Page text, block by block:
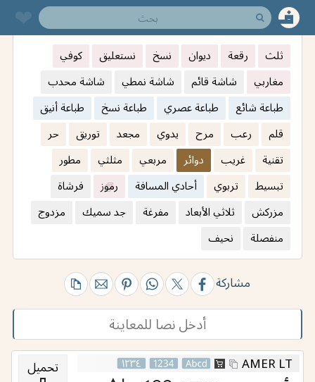
ثلث رقعة ديوان نسخ نستعليق
كوفي
مغاربي
شاشة قائم شاشة نمطي
شاشة محدب
طباعة شائع
طباعة عصري طباعة نسخ
طباعة أنيق
قلم
رعب مرح يدوي مجعد توريق
حر
تقنية
غريب دوائر مربعي مثلثي
مطور
تبسيط
تربوي أحادي المسافة رموز
فرشاة
مزركش
ثلاثي الأبعاد مفرغة جد سميك
مزدوج
منفصلة
نحيف
مشاركة
AMER LT تحميل